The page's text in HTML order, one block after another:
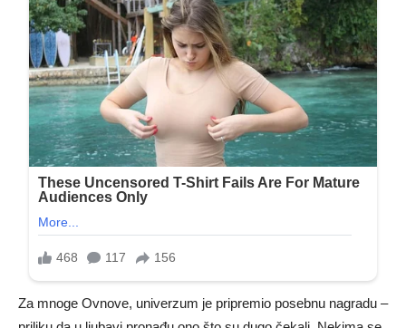
Za mnoge Ovnove, univerzum je pripremio posebnu nagradu –